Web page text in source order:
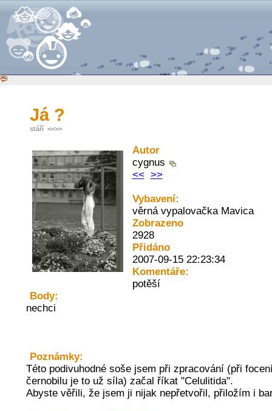
Já ?
stáří <<>>
Autor
cygnus
<< >>
Vybavení:
věrná vypalovačka Mavica
Zobrazeno
2928
Přidáno
2007-09-15 22:23:34
Komentáře:
potěší
Body:
nechci
Poznámky:
Této podivuhodné soše jsem při zpracování (při
černobilu je to už síla) začal říkat "Celulitida".
Abyste věřili, že jsem ji nijak nepřetvořil, přiložím i